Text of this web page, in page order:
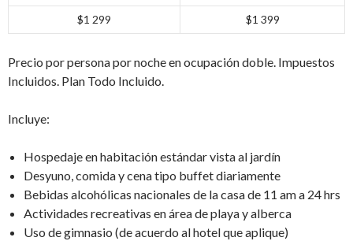
$1 299 $1 399
Precio por persona por noche en ocupación doble. Impuestos
Incluidos. Plan Todo Incluido.
Incluye:
Hospedaje en habitación estándar vista al jardín
Desyuno, comida y cena tipo buffet diariamente
Bebidas alcohólicas nacionales de la casa de 11 am a 24 hrs
Actividades recreativas en área de playa y alberca
Uso de gimnasio (de acuerdo al hotel que aplique)